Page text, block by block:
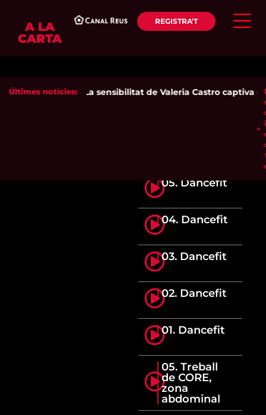
A LA
CARTA
REGISTRA'T
Últimes notícies: La sensibilitat de Valeria Castro captiva
05. Dancefit
04. Dancefit
03. Dancefit
02. Dancefit
01. Dancefit
05. Treball
de CORE,
zona
abdominal